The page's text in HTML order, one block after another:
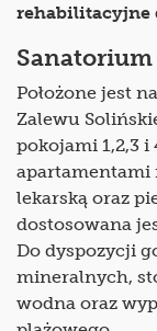
rehabilitacyjne
Sanatorium
Położone jest
Zalewu
pokojami 1,2,3
apartamentami
lekarską oraz
dostosowana
Do dyspozycji
mineralnych,
wodna oraz